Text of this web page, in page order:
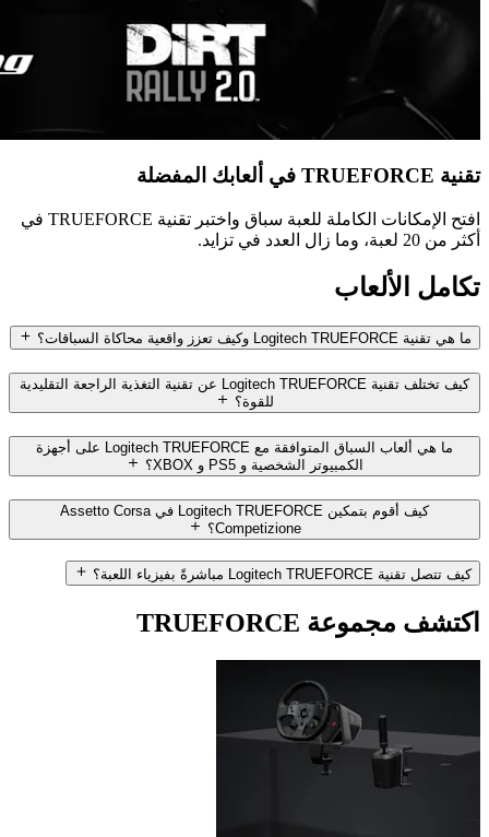
تقنية TRUEFORCE في ألعابك المفضلة
افتح الإمكانات الكاملة للعبة سباق واختبر تقنية TRUEFORCE في
أكثر من 20 لعبة، وما زال العدد في تزايد.
تكامل الألعاب
ما هي تقنية Logitech TRUEFORCE وكيف تعزز واقعية محاكاة السباقات؟
كيف تختلف تقنية Logitech TRUEFORCE عن تقنية التغذية الراجعة التقليدية
للقوة؟
ما هي ألعاب السباق المتوافقة مع Logitech TRUEFORCE على أجهزة
الكمبيوتر الشخصية و PS5 و XBOX؟
كيف أقوم بتمكين Logitech TRUEFORCE في Assetto Corsa
Competizione؟
كيف تتصل تقنية Logitech TRUEFORCE مباشرةً بفيزياء اللعبة؟
اكتشف مجموعة TRUEFORCE